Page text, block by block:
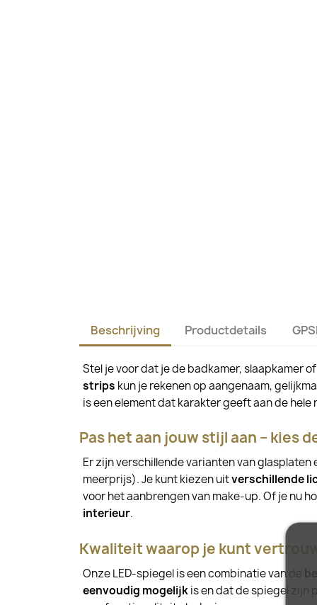
Beschrijving Productdetails
Stel je voor dat je de badkamer, slaapkamer
strips kun je rekenen op aangenaam,
is een element dat karakter geeft aan de hele
Pas het aan jouw stijl aan – kies
Er zijn verschillende varianten van
meerprijs). Je kunt kiezen uitverschillende
voor het aanbrengen van make-up. Of je nu
interieur.
Kwaliteit waarop je kunt
Onze LED-spiegel is een combinatie van de
eenvoudig mogelijkis en dat de spiegel zijn